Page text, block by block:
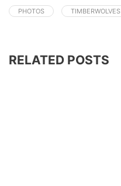
PHOTOS TIMBERWOLVES
RELATED POSTS